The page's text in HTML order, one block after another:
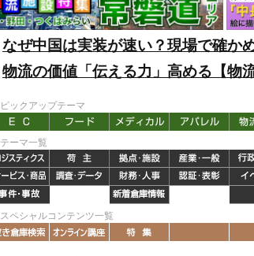
なぜ中国は実装が速い？現場で確か
物流の価値「伝える力」高める【物
ピックアップテーマ
テーマ一覧
スペシャルコンテンツ一覧